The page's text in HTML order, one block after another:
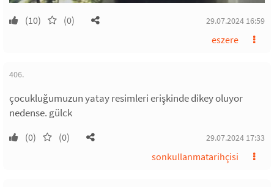
(10) (0) 29.07.2024 16:59
eszere
406.
çocukluğumuzun yatay resimleri erişkinde dikey oluyor
nedense. gülck
(0) (0) 29.07.2024 17:33
sonkullanmatarihçisi